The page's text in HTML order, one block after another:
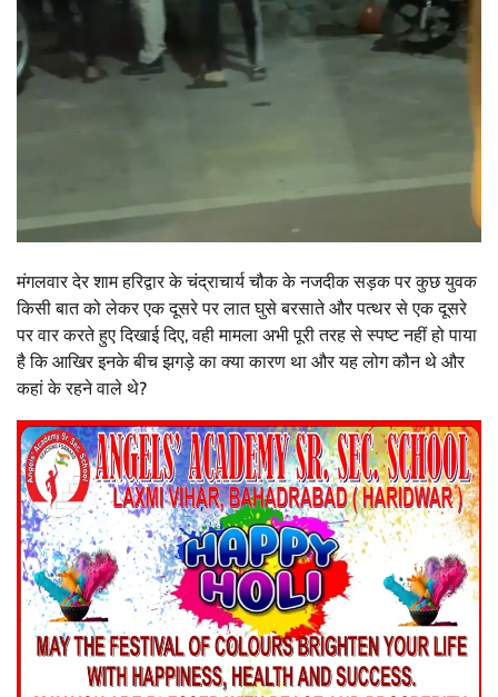
मंगलवार देर शाम हरिद्वार के चंद्राचार्य चौक के नजदीक सड़क पर कुछ युवक
किसी बात को लेकर एक दूसरे पर लात घुसे बरसाते और पत्थर से एक दूसरे
पर वार करते हुए दिखाई दिए, वही मामला अभी पूरी तरह से स्पष्ट नहीं हो पाया
है कि आखिर इनके बीच झगड़े का क्या कारण था और यह लोग कौन थे और
कहां के रहने वाले थे?